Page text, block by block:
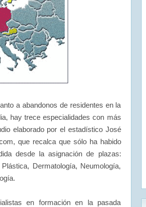
a abandonos de residentes en la
hay trece especialidades con más
elaborado por el estadístico José
que recalca que sólo ha habido
desde la asignación de plazas:
Dermatología, Neumología,
en formación en la pasada